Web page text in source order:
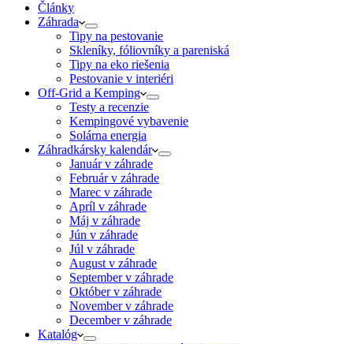
Články
Záhrada
Tipy na pestovanie
Skleníky, fóliovníky a pareniská
Tipy na eko riešenia
Pestovanie v interiéri
Off-Grid a Kemping
Testy a recenzie
Kempingové vybavenie
Solárna energia
Záhradkársky kalendár
Január v záhrade
Február v záhrade
Marec v záhrade
Apríl v záhrade
Máj v záhrade
Jún v záhrade
Júl v záhrade
August v záhrade
September v záhrade
Október v záhrade
November v záhrade
December v záhrade
Katalóg